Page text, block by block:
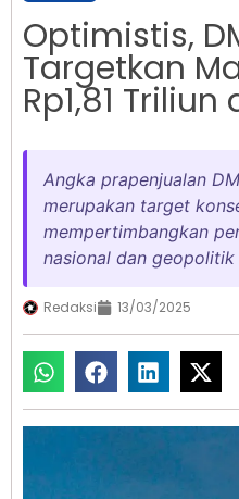
Optimistis,
Targetkan
Rp1,81
Angka prapenjualan
merupakan target
mempertimbangkan
nasional dan geopolitik
Redaksi 13/03/2025